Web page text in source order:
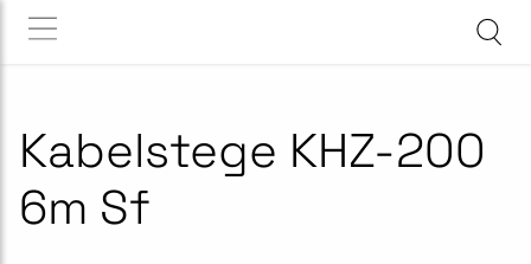
Kabelstege KHZ-200
6m Sf